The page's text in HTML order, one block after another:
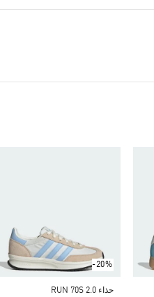
-20%
حذاء RUN 70S 2.0